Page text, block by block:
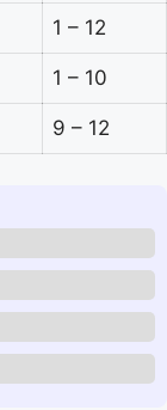
1 – 12
1 – 10
9 – 12